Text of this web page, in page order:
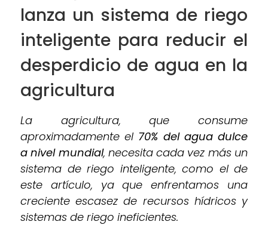
lanza un sistema de riego
inteligente para reducir el
desperdicio de agua en la
agricultura
La agricultura, que consume
aproximadamente el 70% del agua dulce
a nivel mundial, necesita cada vez más un
sistema de riego inteligente, como el de
este artículo, ya que enfrentamos una
creciente escasez de recursos hídricos y
sistemas de riego ineficientes.